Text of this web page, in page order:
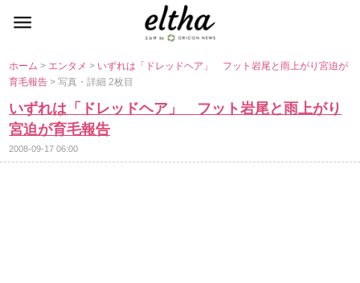
ホーム> エンタメ> いずれは「ドレッドヘア」 フット岩尾と雨上がり宮迫が
育毛報告> 写真・詳細 2枚目
いずれは「ドレッドヘア」 フット岩尾と雨上がり
宮迫が育毛報告
2008-09-17 06:00